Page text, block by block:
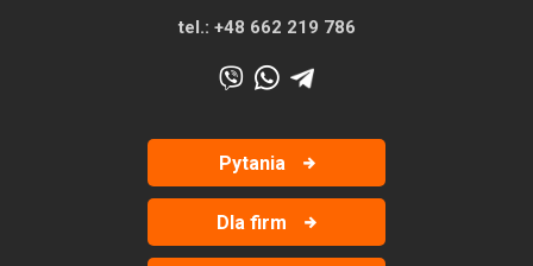
tel.: +48 662 219 786
Pytania
Dla firm